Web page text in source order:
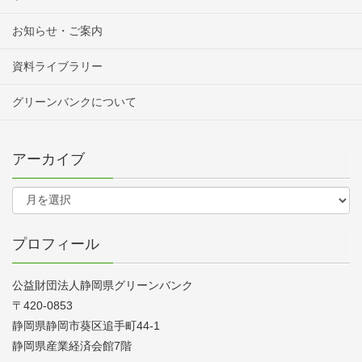
お知らせ・ご案内
資料ライブラリー
グリーンバンクについて
アーカイブ
プロフィール
公益財団法人静岡県グリーンバンク
〒420-0853
静岡県静岡市葵区追手町44-1
静岡県産業経済会館7階